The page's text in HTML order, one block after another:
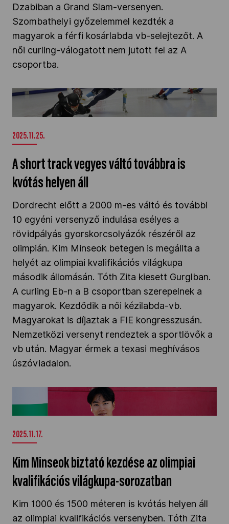
Dzabiban a Grand Slam-versenyen.
Szombathelyi győzelemmel kezdték a
magyarok a férfi kosárlabda vb-selejtezőt. A
női curling-válogatott nem jutott fel az A
csoportba.
A short track vegyes váltó továbbra is kvótás
helyen áll" />
2025.11.25.
A short track vegyes váltó továbbra is
kvótás helyen áll
Dordrecht előtt a 2000 m-es váltó és további
10 egyéni versenyző indulása esélyes a
rövidpályás gyorskorcsolyázók részéről az
olimpián. Kim Minseok betegen is megállta a
helyét az olimpiai kvalifikációs világkupa
második állomásán. Tóth Zita kiesett Gurglban.
A curling Eb-n a B csoportban szerepelnek a
magyarok. Kezdődik a női kézilabda-vb.
Magyarokat is díjaztak a FIE kongresszusán.
Nemzetközi versenyt rendeztek a sportlövők a
vb után. Magyar érmek a texasi meghívásos
úszóviadalon.
Kim Minseok biztató kezdése az olimpiai
kvalifikációs világkupa-sorozatban" />
2025.11.17.
Kim Minseok biztató kezdése az olimpiai
kvalifikációs világkupa-sorozatban
Kim 1000 és 1500 méteren is kvótás helyen áll
az olimpiai kvalifikációs versenyben. Tóth Zita